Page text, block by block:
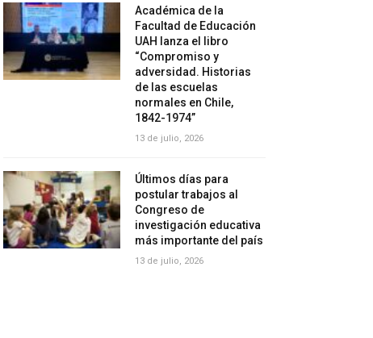
Académica de la
Facultad de Educación
UAH lanza el libro
“Compromiso y
adversidad. Historias
de las escuelas
normales en Chile,
1842-1974”
13 de julio, 2026
Últimos días para
postular trabajos al
Congreso de
investigación educativa
más importante del país
13 de julio, 2026